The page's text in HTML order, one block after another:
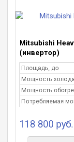
Mitsubishi
(инвертор)
Площадь, до
Мощность холода
Мощность
Потребляемая
118 800 руб.